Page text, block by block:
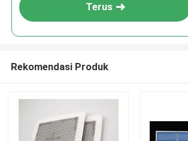
Terus
Rekomendasi Produk